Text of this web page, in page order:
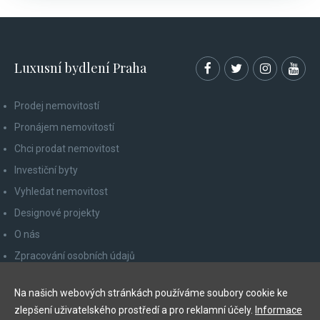
Luxusní bydlení Praha
Prodej nemovitostí
Pronájem nemovitostí
Chci prodat nemovitost
Investiční byty
Vyhledat nemovitost
Designové projekty
O nás
Zpracování osobních údajů
Odhlášení z newsletteru
Na našich webových stránkách používáme soubory cookie ke
zlepšení uživatelského prostředí a pro reklamní účely. Informace